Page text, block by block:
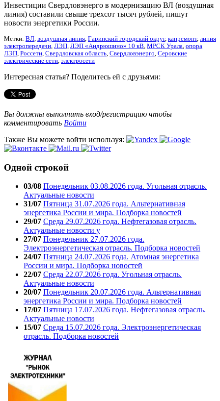
Инвестиции Свердловэнерго в модернизацию ВЛ (воздушная
линия) составили свыше трехсот тысяч рублей, пишут
новости энергетики России.
Метки: ВЛ, воздушная линия, Гаринский городский округ, капремонт, линия
электропередачи, ЛЭП, ЛЭП «Андрюшино» 10 кВ, МРСК Урала, опора
ЛЭП, Россети, Свердловская область, Свердловэнерго, Серовские
электрические сети, электросети
Интересная статья? Поделитесь ей с друзьями:
Вы должны выполнить вход/регистрацию чтобы
комментировать Войти
Также Вы можете войти используя:
Одной строкой
03/08 Понедельник 03.08.2026 года. Угольная отрасль.
Актуальные новости
31/07 Пятница 31.07.2026 года. Альтернативная
энергетика России и мира. Подборка новостей
29/07 Среда 29.07.2026 года. Нефтегазовая отрасль.
Актуальные новости у
27/07 Понедельник 27.07.2026 года.
Электроэнергетическая отрасль. Подборка новостей
24/07 Пятница 24.07.2026 года. Атомная энергетика
России и мира. Подборка новостей
22/07 Среда 22.07.2026 года. Угольная отрасль.
Актуальные новости
20/07 Понедельник 20.07.2026 года. Альтернативная
энергетика России и мира. Подборка новостей
17/07 Пятница 17.07.2026 года. Нефтегазовая отрасль.
Актуальные новости
15/07 Среда 15.07.2026 года. Электроэнергетическая
отрасль. Подборка новостей